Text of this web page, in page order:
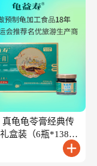
真龟龟苓膏经典传
盒装（6瓶*138